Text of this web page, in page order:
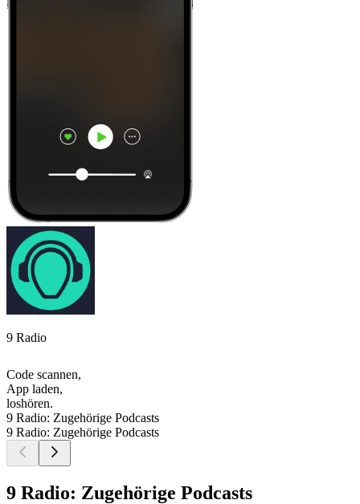
9 Radio
Code scannen,
App laden,
loshören.
9 Radio: Zugehörige Podcasts
9 Radio: Zugehörige Podcasts
9 Radio: Zugehörige Podcasts